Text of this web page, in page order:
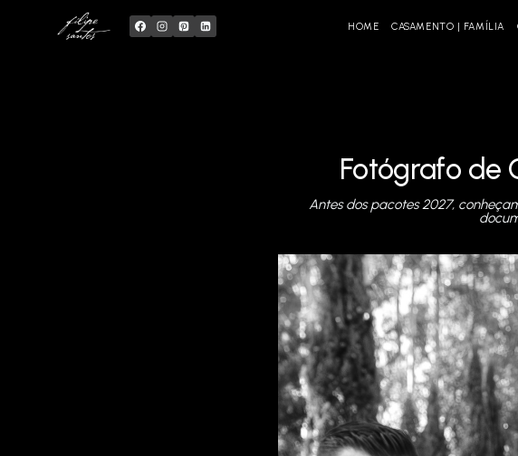
HOME CASAMENTO | FAMÍLIA
Fotógrafo de
Antes dos pacotes 2027,